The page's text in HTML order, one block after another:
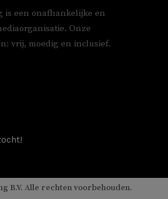
is een onafhankelijke en
Onze
vrij, moedig en inclusief.
B.V. Alle rechten voorbehouden.